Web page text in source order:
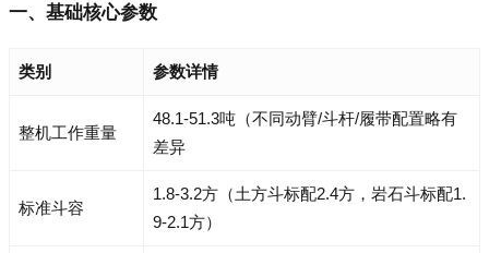
一、基础核心参数
类别 参数详情
整机工作重量
48.1-51.3吨（不同动臂/斗杆/履带配置略有
差异
标准斗容
1.8-3.2方（土方斗标配2.4方，岩石斗标配1.
9-2.1方）